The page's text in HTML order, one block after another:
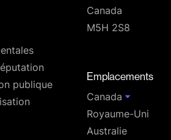
publique
Canada
M5H 2S8
Emplacements
Canada
Royaume-Uni
Australie